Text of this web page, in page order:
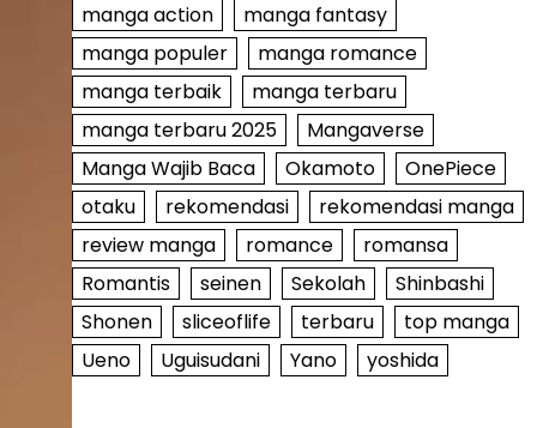
manga action
manga fantasy
manga populer
manga romance
manga terbaik
manga terbaru
manga terbaru 2025
Mangaverse
Manga Wajib Baca
Okamoto
OnePiece
otaku
rekomendasi
rekomendasi manga
review manga
romance
romansa
Romantis
seinen Sekolah
Shinbashi
Shonen
sliceoflife terbaru
top manga
Ueno
Uguisudani Yano yoshida